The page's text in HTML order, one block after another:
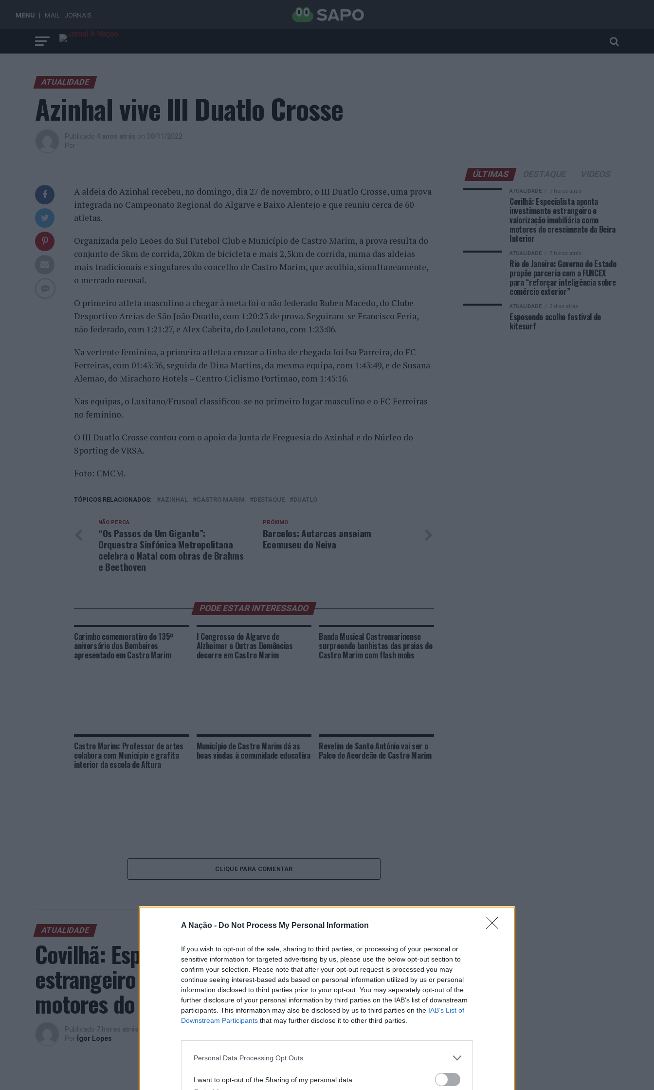
A Nação - Do Not Process My Personal Information
If you wish to opt-out of the sale, sharing to third parties, or processing of your personal or
sensitive information for targeted advertising by us, please use the below opt-out section to
confirm your selection. Please note that after your opt-out request is processed you may
continue seeing interest-based ads based on personal information utilized by us or personal
information disclosed to third parties prior to your opt-out. You may separately opt-out of the
further disclosure of your personal information by third parties on the IAB’s list of downstream
participants. This information may also be disclosed by us to third parties on the IAB’s List of
Downstream Participants that may further disclose it to other third parties.
Personal Data Processing Opt Outs
I want to opt-out of the Sharing of my personal data.
MENU MAIL JORNAIS
ATUALIDADE
Azinhal vive III Duatlo Crosse
Publicado 4 anos atrás on 30/11/2022
Por
A aldeia do Azinhal recebeu, no domingo, dia 27 de novembro, o III Duatlo Crosse, uma prova
integrada no Campeonato Regional do Algarve e Baixo Alentejo e que reuniu cerca de 60
atletas.
Organizada pelo Leões do Sul Futebol Club e Município de Castro Marim, a prova resulta do
conjunto de 5km de corrida, 20km de bicicleta e mais 2,5km de corrida, numa das aldeias
mais tradicionais e singulares do concelho de Castro Marim, que acolhia, simultaneamente,
o mercado mensal.
O primeiro atleta masculino a chegar à meta foi o não federado Ruben Macedo, do Clube
Desportivo Areias de São João Duatlo, com 1:20:23 de prova. Seguiram-se Francisco Feria,
não federado, com 1:21:27, e Alex Cabrita, do Louletano, com 1:23:06.
Na vertente feminina, a primeira atleta a cruzar a linha de chegada foi Isa Parreira, do FC
Ferreiras, com 01:43:36, seguida de Dina Martins, da mesma equipa, com 1:43:49, e de Susana
Alemão, do Mirachoro Hotels – Centro Ciclismo Portimão, com 1:45:16.
Nas equipas, o Lusitano/Frusoal classificou-se no primeiro lugar masculino e o FC Ferreiras
no feminino.
O III Duatlo Crosse contou com o apoio da Junta de Freguesia do Azinhal e do Núcleo do
Sporting de VRSA.
Foto: CMCM.
TÓPICOS RELACIONADOS: AZINHAL CASTRO MARIM DESTAQUE DUATLO
PRÓXIMO
Barcelos: Autarcas anseiam
Ecomuseu do Neiva
NÃO PERCA
“Os Passos de Um Gigante”:
Orquestra Sinfónica Metropolitana
celebra o Natal com obras de Brahms
e Beethoven
PODE ESTAR INTERESSADO
Carimbo comemorativo do 135º
aniversário dos Bombeiros
apresentado em Castro Marim
I Congresso do Algarve de
Alzheimer e Outras Demências
decorre em Castro Marim
Banda Musical Castromarinense
surpreende banhistas das praias de
Castro Marim com flash mobs
Castro Marim: Professor de artes
colabora com Município e grafita
interior da escola de Altura
Município de Castro Marim dá as
boas vindas à comunidade educativa
Revelim de Santo António vai ser o
Palco do Acordeão de Castro Marim
CLIQUE PARA COMENTAR
ATUALIDADE
Covilhã: Especialista aponta investimento
estrangeiro e valorização imobiliária como
motores do crescimento da Beira Interior
Publicado 7 horas atrás
Por Ígor Lopes
ÚLTIMAS
ATUALIDADE 7 horas atrás
Covilhã: Especialista aponta
investimento estrangeiro e
valorização imobiliária como
motores do crescimento da Beira
Interior
ATUALIDADE 7 horas atrás
Rio de Janeiro: Governo do Estado
propõe parceria com a FUNCEX
para “reforçar inteligência sobre
comércio exterior”
ATUALIDADE 2 dias atrás
Esposende acolhe festival de
kitesurf